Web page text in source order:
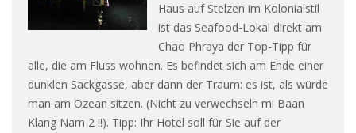
Haus auf Stelzen im Kolonialstil
ist das Seafood-Lokal direkt am
Chao Phraya der Top-Tipp für
alle, die am Fluss wohnen. Es befindet sich am Ende einer
dunklen Sackgasse, aber dann der Traum: es ist, als würde
man am Ozean sitzen. (Nicht zu verwechseln mi Baan
Klang Nam 2 !!). Tipp: Ihr Hotel soll für Sie auf der